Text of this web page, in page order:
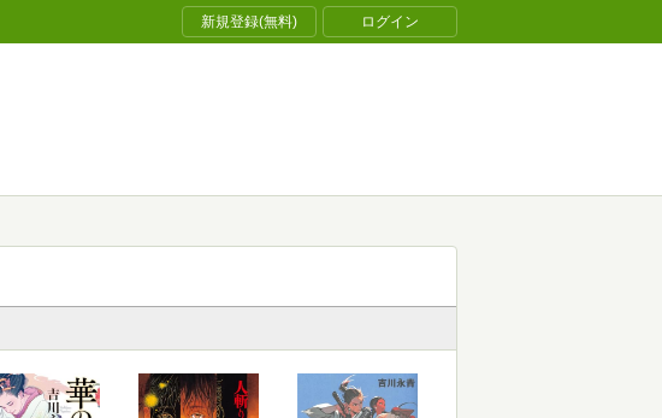
新規登録(無料) ログイン